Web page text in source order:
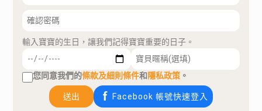
輸入寶寶的生日，讓我們記得寶寶重要的日子。
您同意我們的條款及細則條件和隱私政策 。
送出 Facebook 帳號快速登入